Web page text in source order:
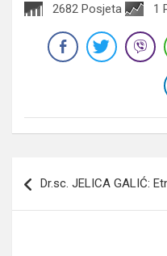
2682 Posjeta 1
članaka
Dr.sc. JELICA GALIĆ: